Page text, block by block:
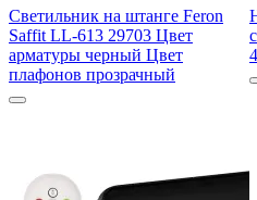
Светильник на штанге Feron
Saffit LL-613 29703 Цвет
арматуры черный Цвет
плафонов прозрачный